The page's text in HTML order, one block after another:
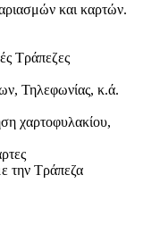
και καρτών.
Τράπεζες
Τηλεφωνίας, κ.ά.
χαρτοφυλακίου,
την Τράπεζα